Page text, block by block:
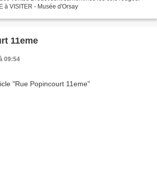
à VISITER - Musée d'Orsay
11eme
09:54